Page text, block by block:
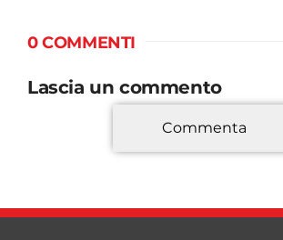
0 COMMENTI
Lascia un commento
*
Commenta